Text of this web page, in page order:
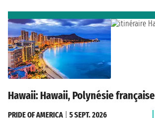
Hawaii: Hawaii, Polynésie française
PRIDE OF AMERICA| 5 SEPT. 2026